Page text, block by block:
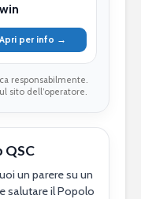
Apri per info →
responsabilmente.
sito dell’operatore.
QSC
un parere su un
salutare il Popolo